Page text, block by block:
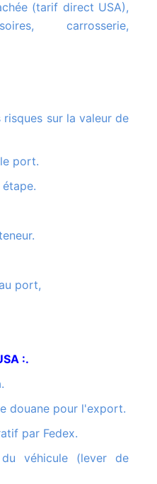
carrosserie,
port.
étape.
port,
:.
douane pour l'export.
par Fedex.